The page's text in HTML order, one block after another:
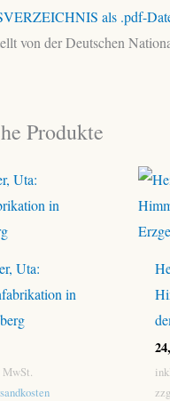
als .pdf-
von der Deutschen
Produkte
Uta:
in